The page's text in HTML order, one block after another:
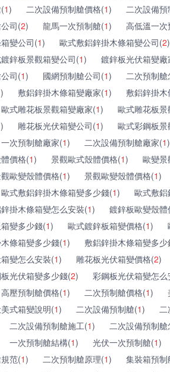
1) 二次設備預制艙價格(1)
二次設備
司(2) 龍馬一次預制艙(1)
高低溫一
變公司(1) 歐式敷鋁鋅掛木條箱變公司(2)
鋅板景觀箱變公司(1)
鍍鋅板光伏箱變廠
司(1) 國網預制艙公司(1)
二次預制
) 敷鋁鋅掛木條箱變廠家(1)
敷鋁鋅掛
歐式雕花板景觀箱變廠家(1)
歐式雕花板
) 雕花板光伏箱變公司(1)
歐式彩鋼板
一次預制艙廠家(1) 二次設備預制艙廠家(1)
價格(1) 景觀歐式殼體價格(1)
歐變
歐變殼體價格(1) 景觀歐變殼體價格(1)
歐式敷鋁鋅掛木條箱變多少錢(1)
歐式敷
掛木條箱變怎么安裝(1)
鍍鋅板歐變殼
變多少錢(1) 歐式鍍鋅板箱變價格(1)
條箱變多少錢(1)
敷鋁鋅掛木條箱變多少
變怎么安裝(1) 雕花板光伏箱變價格(2)
光伏箱變多少錢(2)
彩鋼板光伏箱變怎
高壓預制艙價格(1) 二次預制艙價格(1)
式箱變說明(1) 二次設備預制艙(1)
二次設備預制艙施工(1)
二次設備預制
一次預制艙結構(1) 光伏一次預制艙(1)
范(1) 二次預制艙原理(1)
集裝箱預